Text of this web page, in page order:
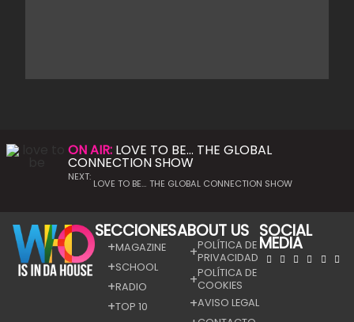
ON AIR:LOVE TO BE… THE GLOBAL
CONNECTION SHOW
NEXT:
LOVE TO BE… THE GLOBAL CONNECTION SHOW
SECCIONES
MAGAZINE
SCHOOL
RADIO
TOP 10
ABOUT US
POLÍTICA DE
PRIVACIDAD
POLÍTICA DE
COOKIES
AVISO LEGAL
SOCIAL
MEDIA